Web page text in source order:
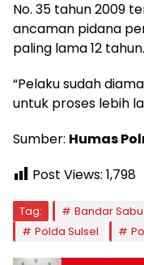
No. 35 tahun 2009
ancaman pidana
paling lama 12 tahun.
“Pelaku sudah
untuk proses lebih
Sumber: Humas
Post Views: 1,798
Tag: Bandar Sabu
Polda Sulsel